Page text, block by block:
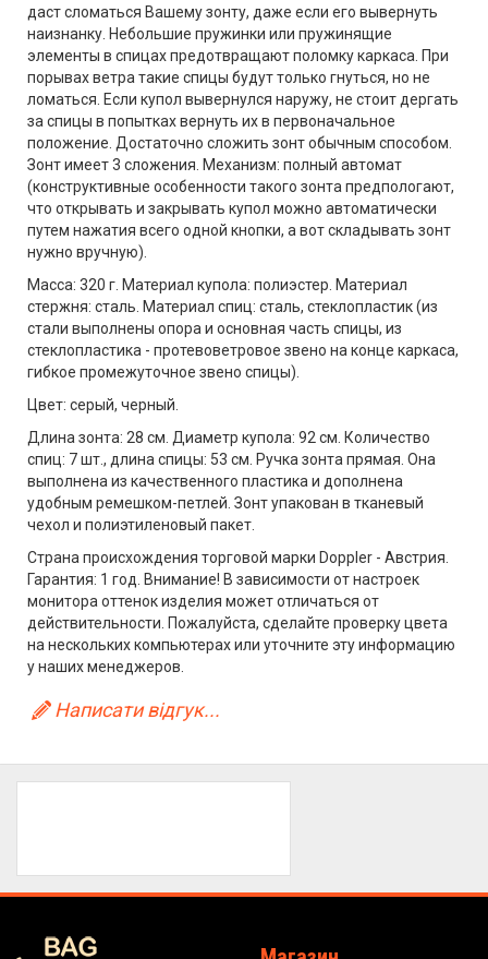
даст сломаться Вашему зонту, даже если его вывернуть
наизнанку. Небольшие пружинки или пружинящие
элементы в спицах предотвращают поломку каркаса. При
порывах ветра такие спицы будут только гнуться, но не
ломаться. Если купол вывернулся наружу, не стоит дергать
за спицы в попытках вернуть их в первоначальное
положение. Достаточно сложить зонт обычным способом.
Зонт имеет 3 сложения. Механизм: полный автомат
(конструктивные особенности такого зонта предпологают,
что открывать и закрывать купол можно автоматически
путем нажатия всего одной кнопки, а вот складывать зонт
нужно вручную).
Масса: 320 г. Материал купола: полиэстер. Материал
стержня: сталь. Материал спиц: сталь, стеклопластик (из
стали выполнены опора и основная часть спицы, из
стеклопластика - протевоветровое звено на конце каркаса,
гибкое промежуточное звено спицы).
Цвет: серый, черный.
Длина зонта: 28 см. Диаметр купола: 92 см. Количество
спиц: 7 шт., длина спицы: 53 см. Ручка зонта прямая. Она
выполнена из качественного пластика и дополнена
удобным ремешком-петлей. Зонт упакован в тканевый
чехол и полиэтиленовый пакет.
Страна происхождения торговой марки Doppler - Австрия.
Гарантия: 1 год. Внимание! В зависимости от настроек
монитора оттенок изделия может отличаться от
действительности. Пожалуйста, сделайте проверку цвета
на нескольких компьютерах или уточните эту информацию
у наших менеджеров.
Написати відгук...